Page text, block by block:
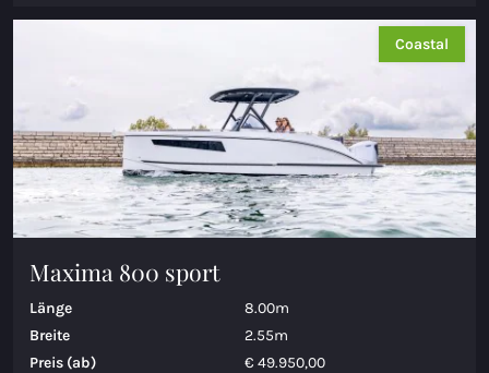
Maxima 800 sport
Länge
8.00m
Breite
2.55m
Preis (ab)
€ 49.950,00
Coastal